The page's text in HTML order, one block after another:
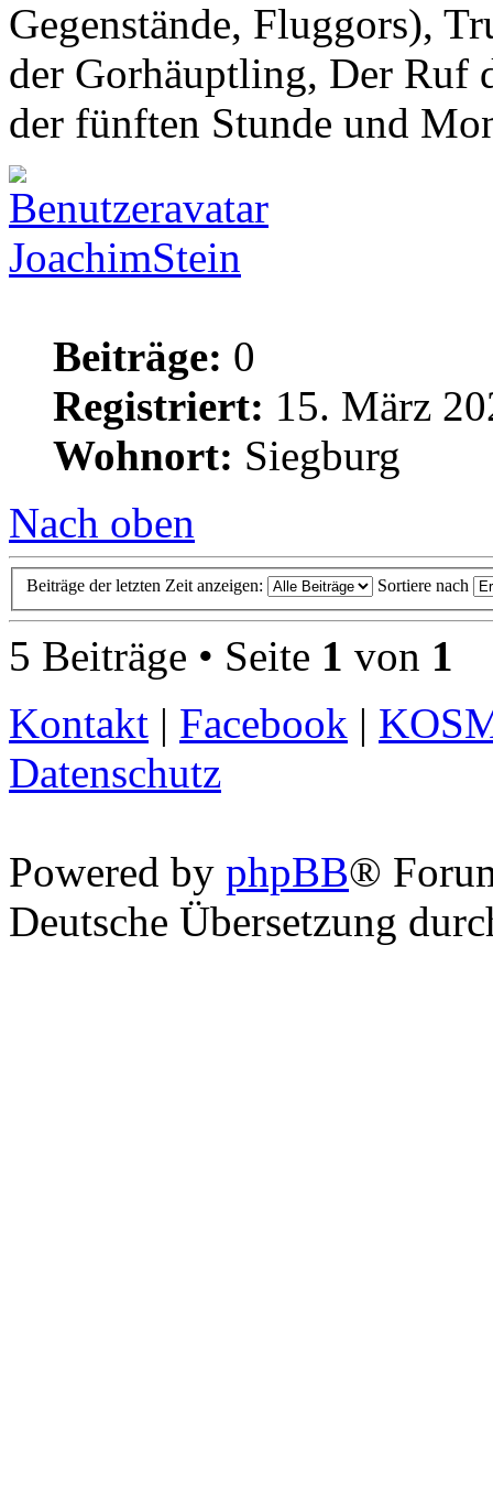
Gegenstände, Fluggors),
der Gorhäuptling, Der Ruf
der fünften Stunde und
JoachimStein
Beiträge: 0
Registriert: 15. März
Wohnort: Siegburg
Nach oben
Beiträge der letzten Zeit anzeigen: Sortiere nach
5 Beiträge • Seite 1 von 1
Kontakt | Facebook |
Datenschutz
Powered by phpBB®
Deutsche Übersetzung